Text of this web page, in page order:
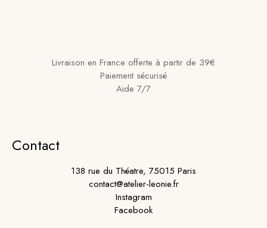
Livraison en France offerte à partir de 39€
Paiement sécurisé
Aide 7/7
Contact
138 rue du Théatre, 75015 Paris
contact@atelier-leonie.fr
Instagram
Facebook